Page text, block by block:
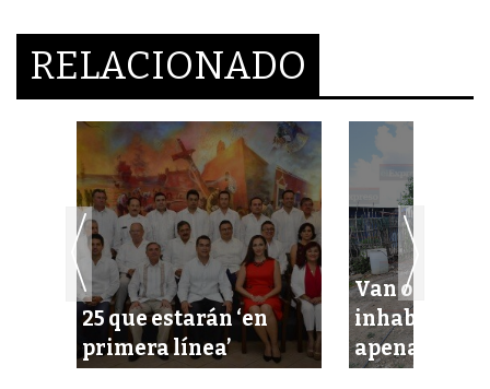
RELACIONADO
25 que estarán ‘en
primera línea’
Van ocho
apenas